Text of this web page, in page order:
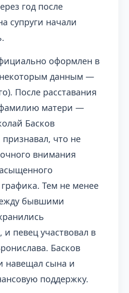
год после
супруги начали
оформлен в
некоторым данным —
После расставания
матери —
Басков
признавал, что не
внимания
графика. Тем не менее
бывшими
певец участвовал в
Басков
навещал сына и
поддержку.